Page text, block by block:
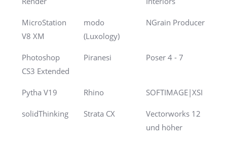
MicroStation
V8 XM
modo
(Luxology)
NGrain Producer
Photoshop
CS3 Extended
Piranesi Poser 4 - 7
Pytha V19 Rhino SOFTIMAGE|XSI
solidThinking Strata CX
Vectorworks 12
und höher